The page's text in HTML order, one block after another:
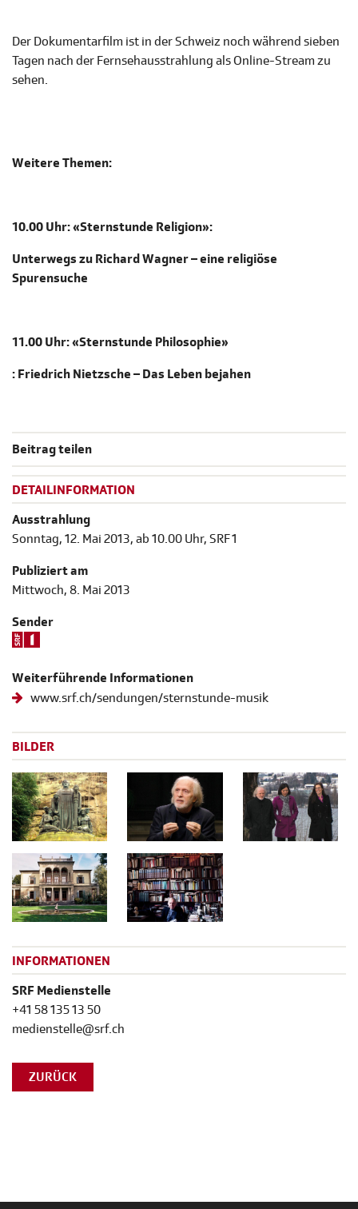
Der Dokumentarfilm ist in der Schweiz noch während sieben
Tagen nach der Fernsehausstrahlung als Online-Stream zu
sehen.
Weitere Themen:
10.00 Uhr: «Sternstunde Religion»:
Unterwegs zu Richard Wagner – eine religiöse
Spurensuche
11.00 Uhr: «Sternstunde Philosophie»
: Friedrich Nietzsche – Das Leben bejahen
Beitrag teilen
DETAILINFORMATION
Ausstrahlung
Sonntag, 12. Mai 2013, ab 10.00 Uhr, SRF 1
Publiziert am
Mittwoch, 8. Mai 2013
Sender
Weiterführende Informationen
www.srf.ch/sendungen/sternstunde-musik
BILDER
INFORMATIONEN
SRF Medienstelle
+41 58 135 13 50
medienstelle@srf.ch
ZURÜCK